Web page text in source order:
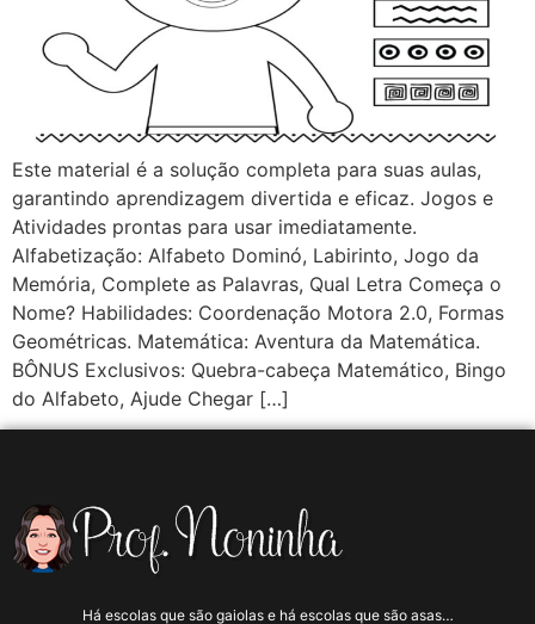
Este material é a solução completa para suas aulas,
garantindo aprendizagem divertida e eficaz. Jogos e
Atividades prontas para usar imediatamente.
Alfabetização: Alfabeto Dominó, Labirinto, Jogo da
Memória, Complete as Palavras, Qual Letra Começa o
Nome? Habilidades: Coordenação Motora 2.0, Formas
Geométricas. Matemática: Aventura da Matemática.
BÔNUS Exclusivos: Quebra-cabeça Matemático, Bingo
do Alfabeto, Ajude Chegar […]
Há escolas que são gaiolas e há escolas que são asas…